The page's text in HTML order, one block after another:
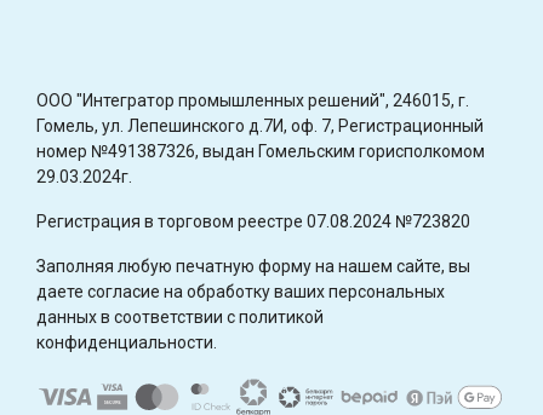
OOO "Интегратор промышленных решений", 246015, г.
Гомель, ул. Лепешинского д.7И, оф. 7, Регистрационный
номер №491387326, выдан Гомельским горисполкомом
29.03.2024г.
Регистрация в торговом реестре 07.08.2024 №723820
Заполняя любую печатную форму на нашем сайте, вы
даете согласие на обработку ваших персональных
данных в соответствии с политикой
конфиденциальности.